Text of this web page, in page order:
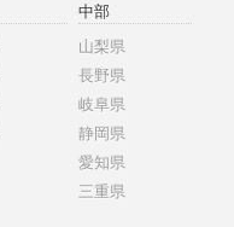
中部
山梨県
長野県
岐阜県
静岡県
愛知県
三重県